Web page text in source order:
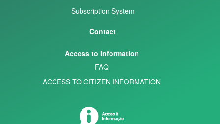
Subscription System
Contact
Access to Information
FAQ
ACCESS TO CITIZEN INFORMATION